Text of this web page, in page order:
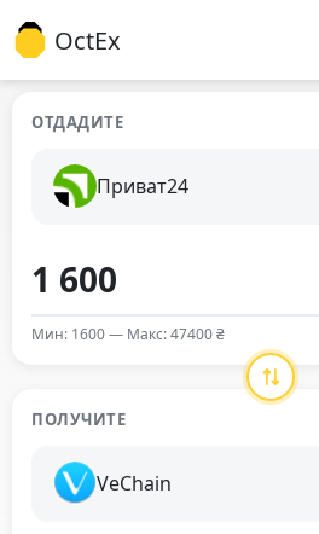
OctEx
ОТДАДИТЕ
Приват24
Мин: 1600 — Макс: 47400 ₴
ПОЛУЧИТЕ
VeChain